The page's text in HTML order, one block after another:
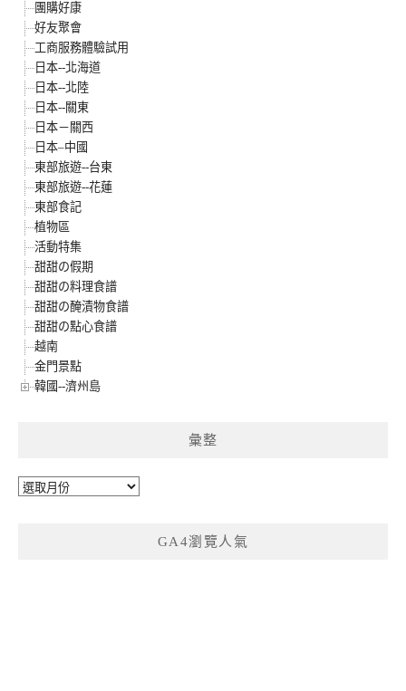
團購好康
好友聚會
工商服務體驗試用
日本--北海道
日本--北陸
日本--關東
日本－關西
日本–中國
東部旅遊--台東
東部旅遊--花蓮
東部食記
植物區
活動特集
甜甜の假期
甜甜の料理食譜
甜甜の醃漬物食譜
甜甜の點心食譜
越南
金門景點
韓國--濟州島
彙整
彙
GA4瀏覽人氣